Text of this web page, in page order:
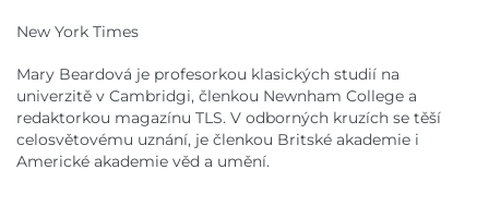
New York Times
Mary Beardová je profesorkou klasických studií na
univerzitě v Cambridgi, členkou Newnham College a
redaktorkou magazínu TLS. V odborných kruzích se těší
celosvětovému uznání, je členkou Britské akademie i
Americké akademie věd a umění.